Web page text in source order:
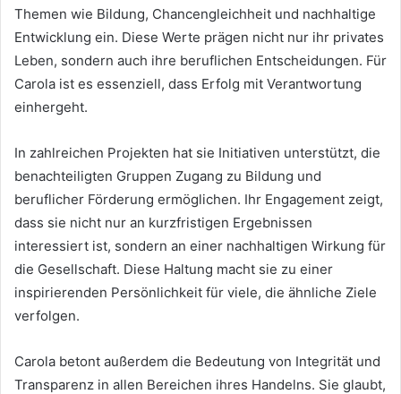
Themen wie Bildung, Chancengleichheit und nachhaltige
Entwicklung ein. Diese Werte prägen nicht nur ihr privates
Leben, sondern auch ihre beruflichen Entscheidungen. Für
Carola ist es essenziell, dass Erfolg mit Verantwortung
einhergeht.
In zahlreichen Projekten hat sie Initiativen unterstützt, die
benachteiligten Gruppen Zugang zu Bildung und
beruflicher Förderung ermöglichen. Ihr Engagement zeigt,
dass sie nicht nur an kurzfristigen Ergebnissen
interessiert ist, sondern an einer nachhaltigen Wirkung für
die Gesellschaft. Diese Haltung macht sie zu einer
inspirierenden Persönlichkeit für viele, die ähnliche Ziele
verfolgen.
Carola betont außerdem die Bedeutung von Integrität und
Transparenz in allen Bereichen ihres Handelns. Sie glaubt,